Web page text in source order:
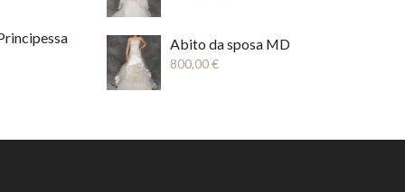
Abito da sposa MD
800,00€